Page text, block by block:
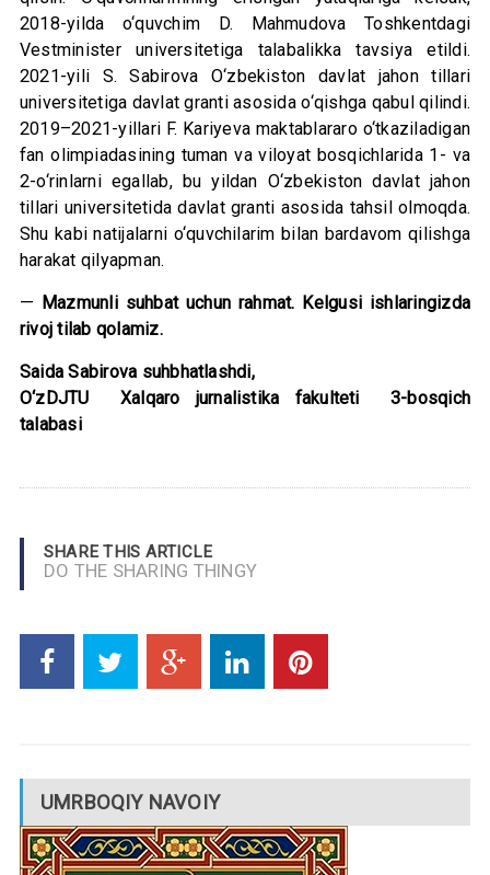
2018-yilda o‘quvchim D. Mahmudova Toshkentdagi
Vestminister universitetiga talabalikka tavsiya etildi.
2021-yili S. Sabirova O‘zbekiston davlat jahon tillari
universitetiga davlat granti asosida o‘qishga qabul qilindi.
2019–2021-yillari F. Kariyeva maktablararo o‘tkaziladigan
fan olimpiadasining tuman va viloyat bosqichlarida 1- va
2-o‘rinlarni egallab, bu yildan O‘zbekiston davlat jahon
tillari universitetida davlat granti asosida tahsil olmoqda.
Shu kabi natijalarni o‘quvchilarim bilan bardavom qilishga
harakat qilyapman.
— Mazmunli suhbat uchun rahmat. Kelgusi ishlaringizda
rivoj tilab qolamiz.
Saida Sabirova suhbhatlashdi,
O‘zDJTU Xalqaro jurnalistika fakulteti 3-bosqich
talabasi
SHARE THIS ARTICLE
DO THE SHARING THINGY
UMRBOQIY NAVOIY